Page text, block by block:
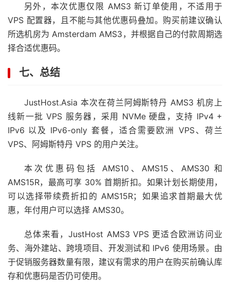
另外，本次优惠仅限 AMS3 新订单使用，不适用于
VPS 配置器，且不能与其他优惠码叠加。购买前建议确认
所选机房为 Amsterdam AMS3，并根据自己的付款周期选
择合适优惠码。
七、总结
JustHost.Asia 本次在荷兰阿姆斯特丹 AMS3 机房上
线新一批 VPS 服务器，采用 NVMe 硬盘，支持 IPv4 +
IPv6 以及 IPv6-only 套餐，适合需要欧洲 VPS、荷兰
VPS、阿姆斯特丹 VPS 的用户关注。
本次优惠码包括 AMS10、AMS15、AMS30 和
AMS15R，最高可享 30% 首期折扣。如果计划长期使用，
可以选择带续费折扣的 AMS15R；如果追求首期最大优
惠，年付用户可以选择 AMS30。
总体来看，JustHost AMS3 VPS 更适合欧洲访问业
务、海外建站、跨境项目、开发测试和 IPv6 使用场景。由
于促销服务器数量有限，建议有需求的用户在购买前确认库
存和优惠码是否仍可使用。